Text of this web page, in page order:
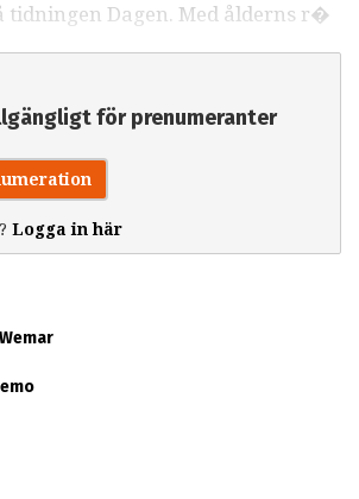
Dagen. Med ålderns r�
för prenumeranter
Logga in här